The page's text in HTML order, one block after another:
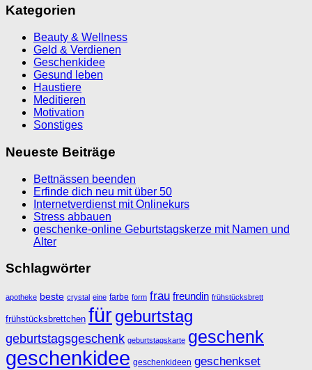
Mensch
Kategorien
Beauty & Wellness
Geld & Verdienen
Geschenkidee
Gesund leben
Haustiere
Meditieren
Motivation
Sonstiges
Neueste Beiträge
Bettnässen beenden
Erfinde dich neu mit über 50
Internetverdienst mit Onlinekurs
Stress abbauen
geschenke-online Geburtstagskerze mit Namen und
Alter
Schlagwörter
apotheke beste crystal eine farbe form frau freundin frühstücksbrett
frühstücksbrettchen fürgeburtstag
geburtstagsgeschenk geburtstagskarte geschenk
geschenkidee geschenkideen geschenkset